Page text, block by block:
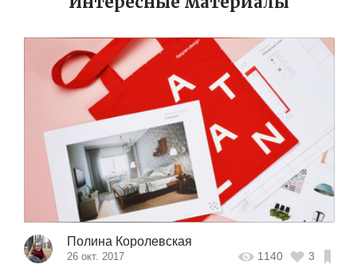
Полина Королевская
26 окт. 2017 1140 3